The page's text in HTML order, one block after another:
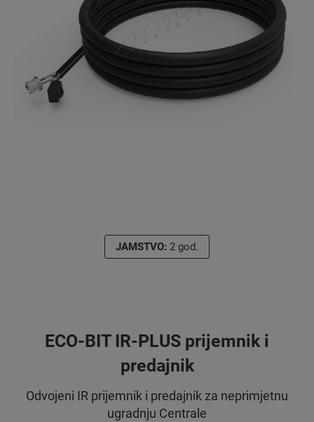
JAMSTVO: 2 god.
ECO-BIT IR-PLUS prijemnik i
predajnik
Odvojeni IR prijemnik i predajnik za neprimjetnu
ugradnju Centrale